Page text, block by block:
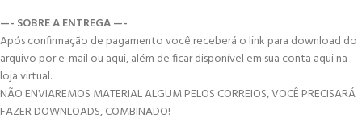
—- SOBRE A ENTREGA —-
Após confirmação de pagamento você receberá o link para download do
arquivo por e-mail ou aqui, além de ficar disponível em sua conta aqui na
loja virtual.
NÃO ENVIAREMOS MATERIAL ALGUM PELOS CORREIOS, VOCÊ PRECISARÁ
FAZER DOWNLOADS, COMBINADO!